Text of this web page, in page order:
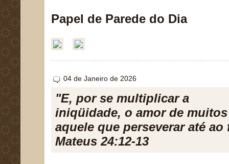
Papel de Parede do Dia
04 de Janeiro de 2026
"E, por se multiplicar a
iniqüidade, o amor de
aquele que perseverar até
Mateus 24:12-13